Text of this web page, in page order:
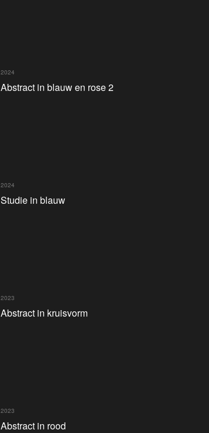
Abstract in blauw en rose 2
2024
Studie in blauw
2024
Abstract in kruisvorm
2023
Abstract in rood
2023